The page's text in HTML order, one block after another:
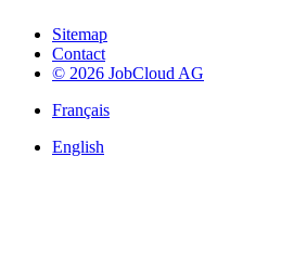
Sitemap
Contact
© 2026 JobCloud AG
Français
English